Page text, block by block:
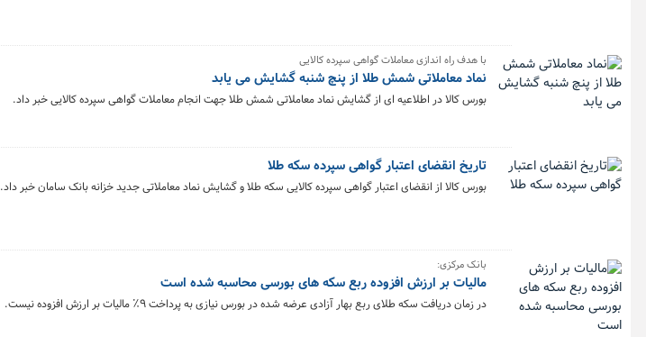
با هدف راه اندازی معاملات گواهی سپرده کالایی
نماد معاملاتی شمش طلا از پنچ شنبه گشایش می یابد
بورس کالا در اطلاعیه ای از گشایش نماد معاملاتی شمش طلا جهت انجام معاملات گواهی سپرده کالایی خبر داد.
تاریخ انقضای اعتبار گواهی سپرده سکه طلا
بورس کالا از انقضای اعتبار گواهی سپرده کالایی سکه طلا و گشایش نماد معاملاتی جدید خزانه بانک سامان خبر داد.
بانک مرکزی:
مالیات بر ارزش افزوده ربع سکه های بورسی محاسبه شده است
در زمان دریافت سکه طلای ربع بهار آزادی عرضه شده در بورس نیازی به پرداخت ۹٪ مالیات بر ارزش افزوده نیست.